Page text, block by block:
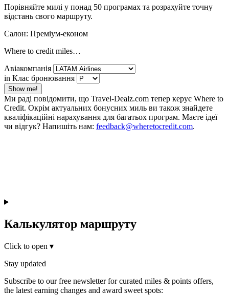
Порівняйте милі у понад 50 програмах та розрахуйте точну
відстань свого маршруту.
Салон: Преміум-економ
Where to credit miles…
Авіакомпанія
in Клас бронювання
Show me!
Ми раді повідомити, що Travel-Dealz.com тепер керує Where to
Credit. Окрім актуальних бонусних миль ви також знайдете
кваліфікаційні нарахування для багатьох програм. Маєте ідеї
чи відгук? Напишіть нам: feedback@wheretocredit.com.
Калькулятор маршруту
Click to open ▾
Stay updated
Subscribe to our free newsletter for curated miles & points offers,
the latest earning changes and award sweet spots: